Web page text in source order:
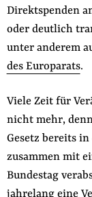
Direktspenden
oder deutlich
unter anderem
des Europarats.
Viele Zeit für
nicht mehr,
Gesetz bereits
zusammen mit
Bundestag
jahrelang eine